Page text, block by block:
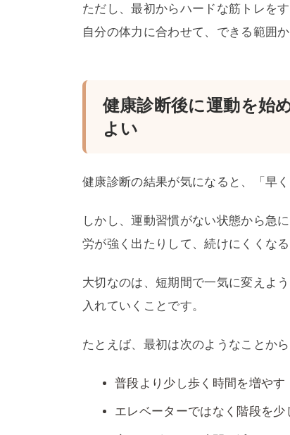
ただし、最初からハードな筋トレを
自分の体力に合わせて、できる範囲
健康診断後に運動を始
よい
健康診断の結果が気になると、「早
しかし、運動習慣がない状態から急
労が強く出たりして、続けにくくなる
大切なのは、短期間で一気に変えよ
入れていくことです。
たとえば、最初は次のようなことから
普段より少し歩く時間を増やす
エレベーターではなく階段を少